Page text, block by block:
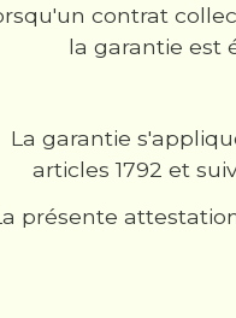
contrat
la garantie est
La garantie
articles 1792 et
présente